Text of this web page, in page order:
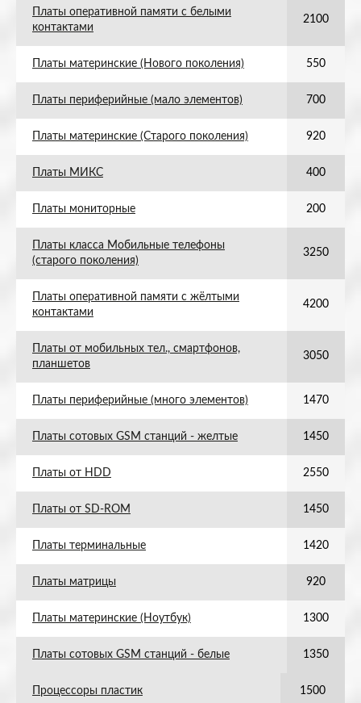
Платы оперативной памяти с белыми
контактами
2100
Платы материнские (Нового поколения) 550
Платы периферийные (мало элементов) 700
Платы материнские (Старого поколения) 920
Платы МИКС 400
Платы мониторные 200
Платы класса Мобильные телефоны
(старого поколения)
3250
Платы оперативной памяти с жёлтыми
контактами
4200
Платы от мобильных тел., смартфонов,
планшетов
3050
Платы периферийные (много элементов) 1470
Платы сотовых GSM станций - желтые 1450
Платы от HDD 2550
Платы от SD-ROM 1450
Платы терминальные 1420
Платы матрицы 920
Платы материнские (Ноутбук) 1300
Платы сотовых GSM станций - белые 1350
Процессоры пластик 1500